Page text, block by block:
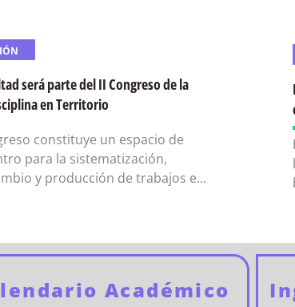
será parte del II Congreso de la
en Territorio
constituye un espacio de
para la sistematización,
y producción de trabajos e...
Académico